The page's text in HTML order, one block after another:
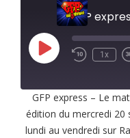
Play
Episode
1x
RSS FEED
SHARE
GFP express – Le
édition du mercredi 20
lundi au vendredi sur